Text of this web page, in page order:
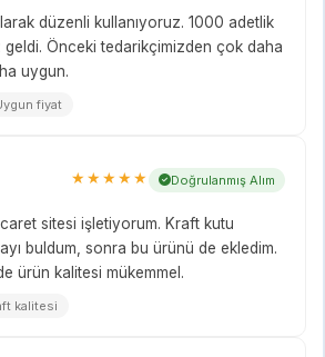
düzenli kullanıyoruz. 1000 adetlik
geldi. Önceki tedarikçimizden çok daha
uygun.
fiyat
★★★★★ Doğrulanmış Alım
sitesi işletiyorum. Kraft kutu
buldum, sonra bu ürünü de ekledim.
ürün kalitesi mükemmel.
kalitesi